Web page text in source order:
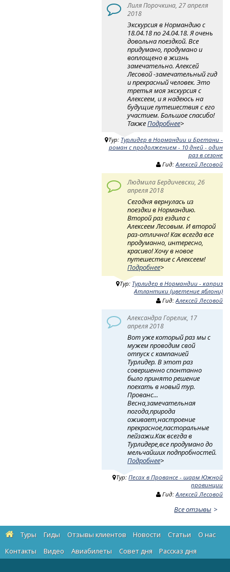
Лиля Порочкина, 27 апреля
2018
Экскурсия в Нормандию с
18.04.18 по 24.04.18. Я очень
довольна поездкой. Все
придумано, продумано и
воплощено в жизнь
замечательно. Алексей
Лесовой -замечательный гид
и прекрасный человек. Это
третья моя экскурсия с
Алексеем, и я надеюсь на
будущие путешествия с его
участием. Большое спасибо!
ТакжеПодробнее>
Тур: Турлидер в Нормандии и Бретани -
роман с продолжением - 10 дней - один
раз в сезоне
Гид:Алексей Лесовой
Людмила Бердичевски, 26
апреля 2018
Сегодня вернулась из
поездки в Нормандию.
Второй раз ездила с
Алексеем Лесовым. И второй
раз-отлично! Как всегда все
продуманно, интересно,
красиво! Хочу в новое
путешествие с Алексеем!
Подробнее>
Тур: Турлидер в Нормандии - каприз
Атлантики (цветение яблони)
Гид:Алексей Лесовой
Александра Горелик, 17
апреля 2018
Вот уже который раз мы с
мужем проводим свой
отпуск с кампанией
Турлидер. В этот раз
совершенно спонтанно
было принято решение
поехать в новый тур.
Прованс...
Весна,замечательная
погода,природа
оживает,настроение
прекрасное,пасторальные
пейзажи.Как всегда в
Турлидере,все продумано до
мельчайших подпробностей.
Подробнее>
Тур:Песах в Провансе - шарм Южной
провинции
Гид:Алексей Лесовой
Все отзывы
Туры Гиды Отзывы клиентов Новости Статьи
О нас
Контакты
Видео Авиабилеты Cовет дня Рассказ дня